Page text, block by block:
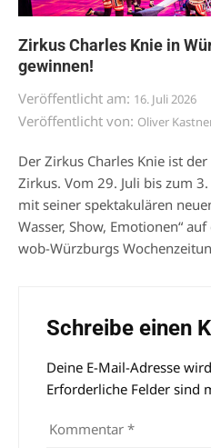
Zirkus Charles Knie in
gewinnen!
Veröffentlicht am: 16. Juli 2026
Veröffentlicht von: Oliver
Der Zirkus Charles Knie ist
Zirkus. Vom 29. Juli bis zum
mit seiner spektakulären
Wasser, Show, Emotionen“
wob-Würzburgs
Schreibe einen
Deine E-Mail-Adresse
Erforderliche Felder sind
Kommentar *
Alternative: